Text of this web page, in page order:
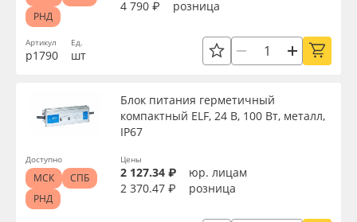
Артикул
р1790
Ед.
шт
4 790 ₽
розница
РНД
Блок питания герметичный
компактный ELF, 24 В, 100 Вт, металл,
IP67
Цены
2 127.34 ₽
юр. лицам
2 370.47 ₽
розница
Доступно
МСК
СПБ
РНД